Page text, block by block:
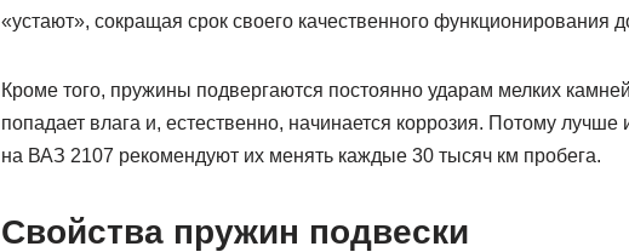
«устают», сокращая срок своего качественного функционирования
Кроме того, пружины подвергаются постоянно ударам мелких
попадает влага и, естественно, начинается коррозия. Потому
на ВАЗ 2107 рекомендуют их менять каждые 30 тысяч км пробега.
Свойства пружин подвески